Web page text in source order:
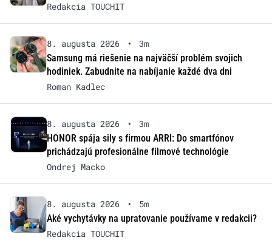
Redakcia TOUCHIT
8. augusta 2026 •
3m
Samsung má riešenie na najväčší problém svojich
hodiniek. Zabudnite na nabíjanie každé dva dni
Roman Kadlec
8. augusta 2026 •
3m
HONOR spája sily s firmou ARRI: Do smartfónov
prichádzajú profesionálne filmové technológie
Ondrej Macko
8. augusta 2026 •
5m
Aké vychytávky na upratovanie používame v redakcii?
Redakcia TOUCHIT